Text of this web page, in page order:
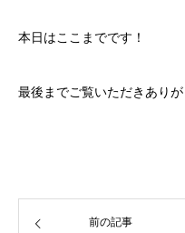
本日はここまでです！
最後までご覧いただきありが
前の記事